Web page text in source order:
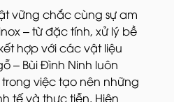
vững chắc cùng sự am
– từ đặc tính, xử lý bề
hợp với các vật liệu
– Bùi Đình Ninh luôn
việc tạo nên những
tế và thực tiễn. Hiện